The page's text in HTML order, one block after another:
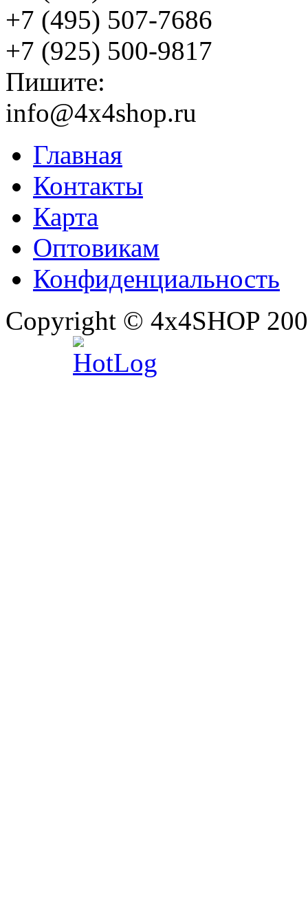
+7 (495) 507-7686
+7 (925) 500-9817
Пишите:
info@4x4shop.ru
Главная
Контакты
Карта
Оптовикам
Конфиденциальность
Copyright © 4x4SHOP